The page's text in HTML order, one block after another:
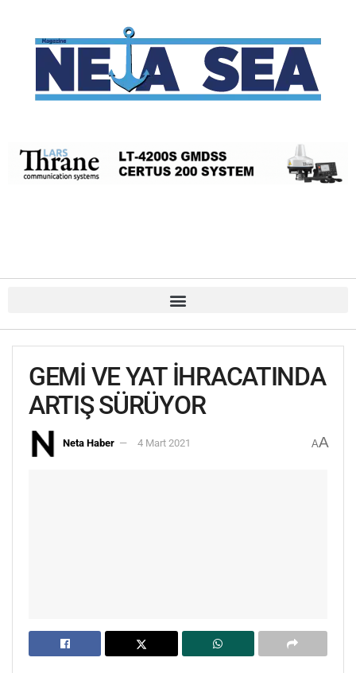
GEMİ VE YAT İHRACATINDA
ARTIŞ SÜRÜYOR
Neta Haber 4 Mart 2021 AA